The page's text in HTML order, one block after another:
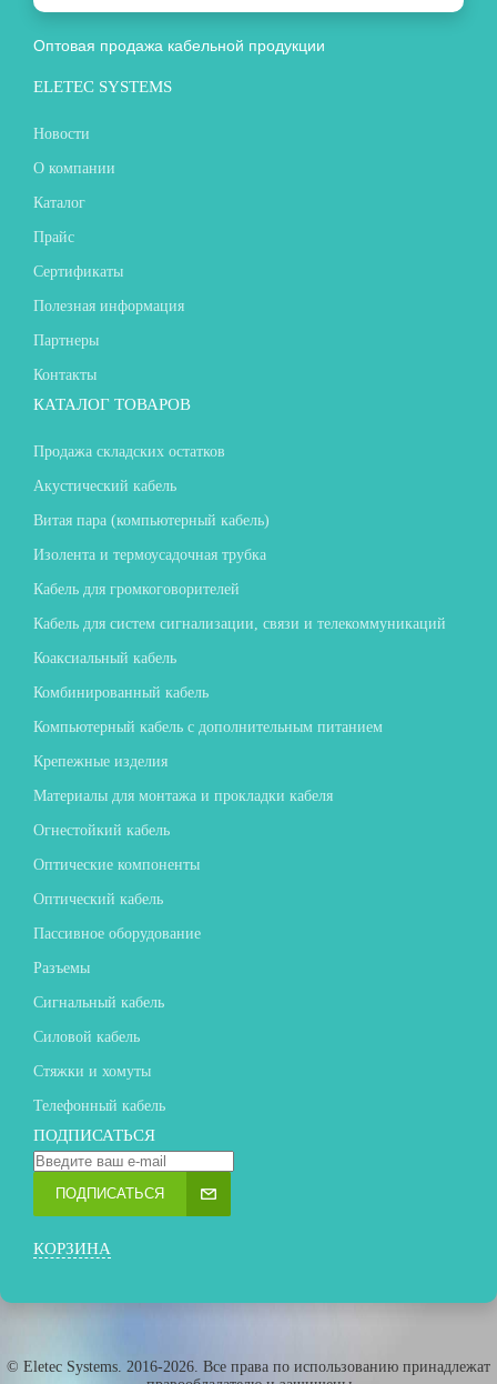
Оптовая продажа кабельной продукции
ELETEC SYSTEMS
Новости
О компании
Каталог
Прайс
Сертификаты
Полезная информация
Партнеры
Контакты
КАТАЛОГ ТОВАРОВ
Продажа складских остатков
Акустический кабель
Витая пара (компьютерный кабель)
Изолента и термоусадочная трубка
Кабель для громкоговорителей
Кабель для систем сигнализации, связи и телекоммуникаций
Коаксиальный кабель
Комбинированный кабель
Компьютерный кабель с дополнительным питанием
Крепежные изделия
Материалы для монтажа и прокладки кабеля
Огнестойкий кабель
Оптические компоненты
Оптический кабель
Пассивное оборудование
Разъемы
Сигнальный кабель
Силовой кабель
Стяжки и хомуты
Телефонный кабель
ПОДПИСАТЬСЯ
ПОДПИСАТЬСЯ
КОРЗИНА
© Eletec Systems. 2016-2026. Все права по использованию принадлежат